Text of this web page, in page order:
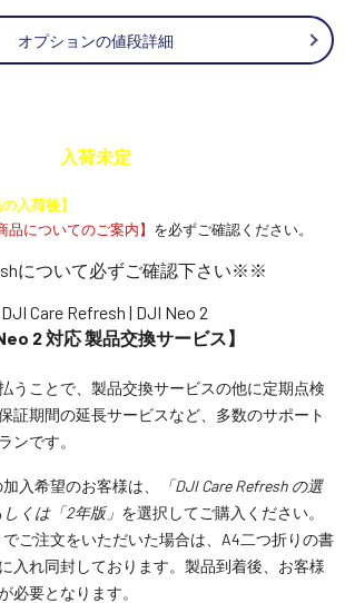
オプションの値段詳細
入荷未定
入荷後】
品についてのご案内】 を必ずご確認ください。
について必ずご確認下さい※※
2 対応 製品交換サービス】
うことで、製品交換サービスの他に定期点検
証期間の延長サービスなど、多数のサポート
ンです。
入希望のお客様は、
「DJI Care Refresh の選
くは「2年版」 を選択してご購入ください。
でご注文をいただいた場合は、A4二つ折りの書
入れ同封しております。製品到着後、お客様
必要となります。